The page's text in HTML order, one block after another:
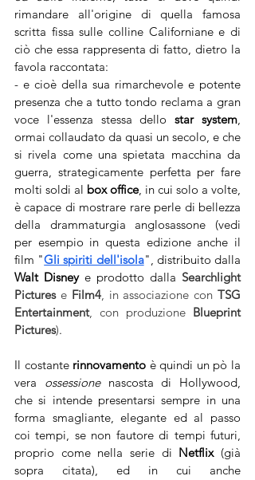
rimandare all'origine di quella famosa
scritta fissa sulle colline Californiane e di
ciò che essa rappresenta di fatto, dietro la
favola raccontata:
- e cioè della sua rimarchevole e potente
presenza che a tutto tondo reclama a gran
voce l'essenza stessa dello star system
ormai collaudato da quasi un secolo, e che
si rivela come una spietata macchina da
guerra, strategicamente perfetta per fare
molti soldi al box office, in cui solo a volte,
è capace di mostrare rare perle di bellezza
della drammaturgia anglosassone (vedi
per esempio in questa edizione anche il
film "Gli spiriti dell'isola"
Walt Disney e prodotto dalla Searchlight
Pictures e Film4, in associazione con TSG
Entertainment, con produzione Blueprint
Pictures).
Il costante rinnovamento è quindi un pò la
vera ossessione nascosta di Hollywood,
che si intende presentarsi sempre in una
forma smagliante, elegante ed al passo
coi tempi, se non fautore di tempi futuri,
proprio come nella serie di Netflix (già
sopra citata), ed in cui anche